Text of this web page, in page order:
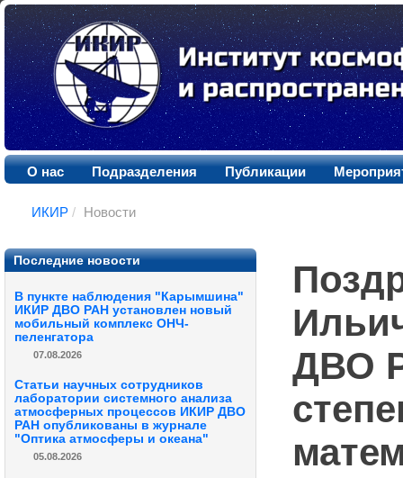
О нас Подразделения Публикации
ИКИР / Новости
Последние новости
В пункте наблюдения "Карымшина"
ИКИР ДВО РАН установлен новый
мобильный комплекс ОНЧ-
пеленгатора
07.08.2026
Статьи научных сотрудников
лаборатории системного анализа
атмосферных процессов ИКИР ДВО
РАН опубликованы в журнале
"Оптика атмосферы и океана"
05.08.2026
ДВО